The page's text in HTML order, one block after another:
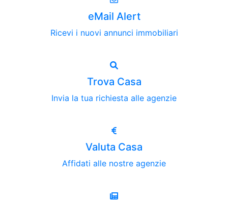
eMail Alert
Ricevi i nuovi annunci immobiliari
Trova Casa
Invia la tua richiesta alle agenzie
Valuta Casa
Affidati alle nostre agenzie